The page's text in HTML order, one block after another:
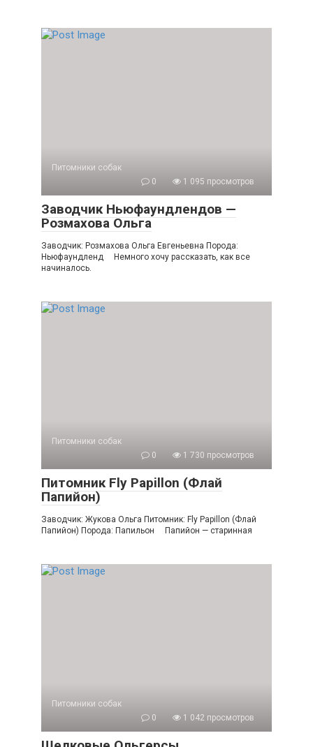
Питомники собак
0
1 095 просмотров
Заводчик Ньюфаундлендов —
Розмахова Ольга
Заводчик: Розмахова Ольга Евгеньевна Порода:
Ньюфаундленд Немного хочу рассказать, как все
начиналось.
Питомники собак
0
1 730 просмотров
Питомник Fly Papillon (Флай
Папийон)
Заводчик: Жукова Ольга Питомник: Fly Papillon (Флай
Папийон) Порода: Папильон Папийон — старинная
Питомники собак
0
1 042 просмотров